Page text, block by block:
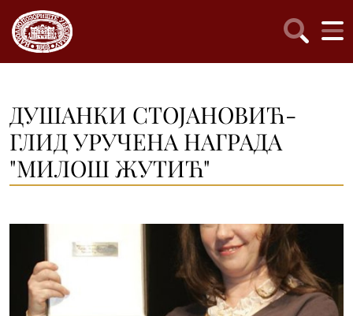
ДУШАНКИ СТОЈАНОВИЋ-
ГЛИД УРУЧЕНА НАГРАДА
"МИЛОШ ЖУТИЋ"